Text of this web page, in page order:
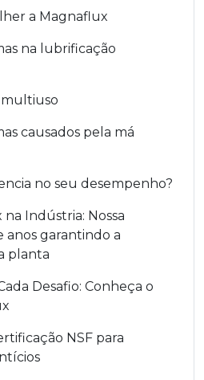
a Magnaflux
na lubrificação
multiuso
causados pela má
no seu desempenho?
Indústria: Nossa
anos garantindo a
planta
Desafio: Conheça o
NSF para